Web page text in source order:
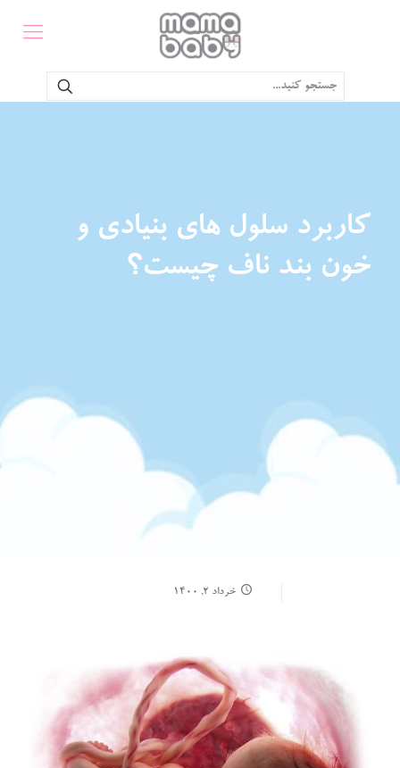
کاربرد سلول های بنیادی و
خون بند ناف چیست؟
خرداد ۲, ۱۴۰۰